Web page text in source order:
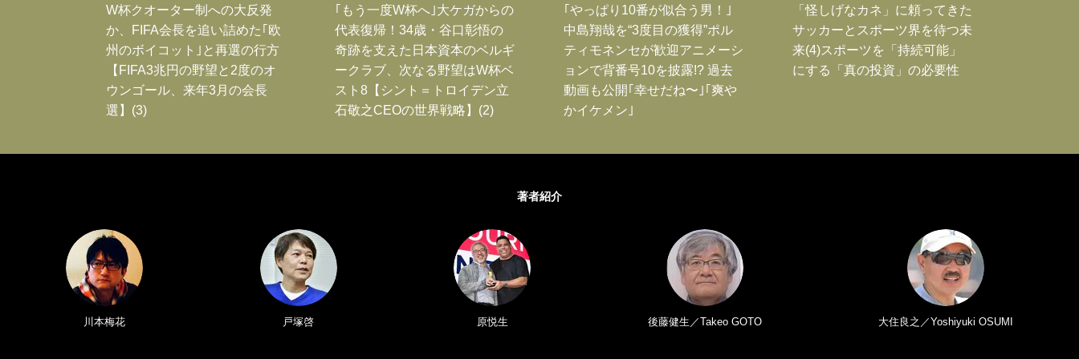
W杯クオーター制への大反発
か、FIFA会長を追い詰めた｢欧
州のボイコット｣と再選の行方
【FIFA3兆円の野望と2度のオ
ウンゴール、来年3月の会長
選】(3)
｢もう一度W杯へ｣大ケガからの
代表復帰！34歳・谷口彰悟の
奇跡を支えた日本資本のベルギ
ークラブ、次なる野望はW杯ベ
スト8【シント＝トロイデン立
石敬之CEOの世界戦略】(2)
｢やっぱり10番が似合う男！｣
中島翔哉を“3度目の獲得”ポル
ティモネンセが歓迎アニメーシ
ョンで背番号10を披露!? 過去
動画も公開｢幸せだね〜｣｢爽や
かイケメン｣
「怪しげなカネ」に頼ってきた
サッカーとスポーツ界を待つ未
来(4)スポーツを「持続可能」
にする「真の投資」の必要性
著者紹介
川本梅花 戸塚啓 原悦生 後藤健生／Takeo GOTO 大住良之／Yoshiyuki OSUMI